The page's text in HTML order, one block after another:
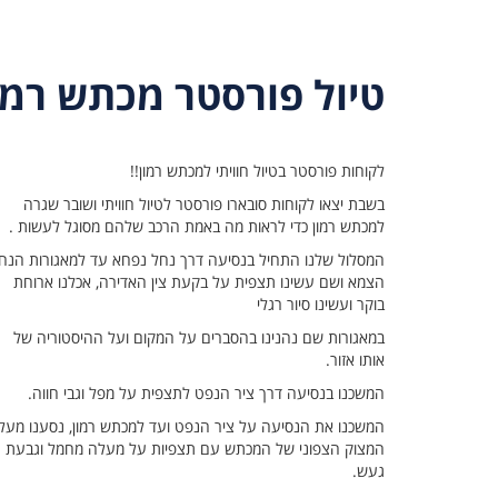
טיול פורסטר מכתש רמון
לקוחות פורסטר בטיול חוויתי למכתש רמון!!
בשבת יצאו לקוחות סובארו פורסטר לטיול חוויתי ושובר שגרה
למכתש רמון כדי לראות מה באמת הרכב שלהם מסוגל לעשות .
המסלול שלנו התחיל בנסיעה דרך נחל נפחא עד למאגורות
הצמא ושם עשינו תצפית על בקעת צין האדירה, אכלנו ארוחת
בוקר ועשינו סיור רגלי
במאגורות שם נהנינו בהסברים על המקום ועל ההיסטוריה של
אותו אזור.
המשכנו בנסיעה דרך ציר הנפט לתצפית על מפל וגבי חווה.
המשכנו את הנסיעה על ציר הנפט ועד למכתש רמון, נסענו
המצוק הצפוני של המכתש עם תצפיות על מעלה מחמל וגבעת
געש.